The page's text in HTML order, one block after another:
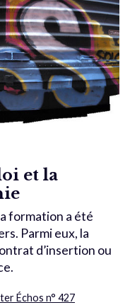
et la
formation a été
Parmi eux, la
d’insertion ou
Échos n° 427